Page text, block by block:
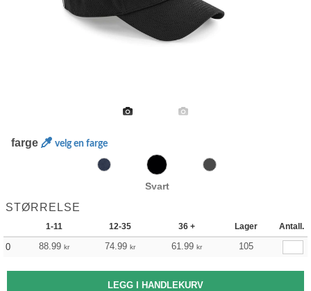
farge velg en farge
Svart
STØRRELSE
1-11 12-35 36 + Lager Antall.
0 88.99 kr 74.99 kr 61.99 kr 105